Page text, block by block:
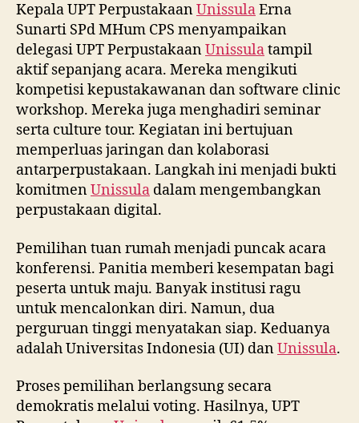
Kepala UPT PerpustakaanUnissulaErna
Sunarti SPd MHum CPS menyampaikan
delegasi UPT PerpustakaanUnissulatampil
aktif sepanjang acara. Mereka mengikuti
kompetisi kepustakawanan dan software clinic
workshop. Mereka juga menghadiri seminar
serta culture tour. Kegiatan ini bertujuan
memperluas jaringan dan kolaborasi
antarperpustakaan. Langkah ini menjadi bukti
komitmenUnissula dalam mengembangkan
perpustakaan digital.
Pemilihan tuan rumah menjadi puncak acara
konferensi. Panitia memberi kesempatan bagi
peserta untuk maju. Banyak institusi ragu
untuk mencalonkan diri. Namun, dua
perguruan tinggi menyatakan siap. Keduanya
adalah Universitas Indonesia (UI) danUnissula.
Proses pemilihan berlangsung secara
demokratis melalui voting. Hasilnya, UPT